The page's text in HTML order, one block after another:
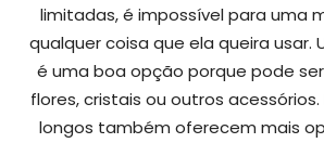
limitadas, é impossível para uma
qualquer coisa que ela queira usar.
é uma boa opção porque pode
flores, cristais ou outros
longos também oferecem mais